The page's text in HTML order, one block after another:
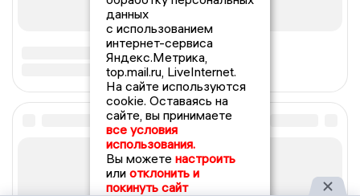
данных
с использованием
интернет-сервиса
Яндекс.Метрика,
top.mail.ru, LiveInternet.
На сайте используются
cookie. Оставаясь на
сайте, вы принимаете
все условия
использования.
Вы можете настроить
или отклонить и
покинуть сайт